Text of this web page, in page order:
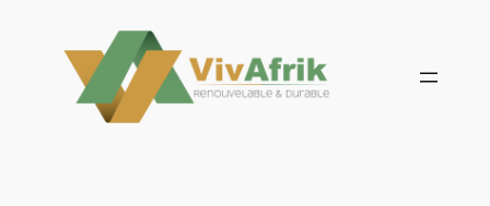
contenu